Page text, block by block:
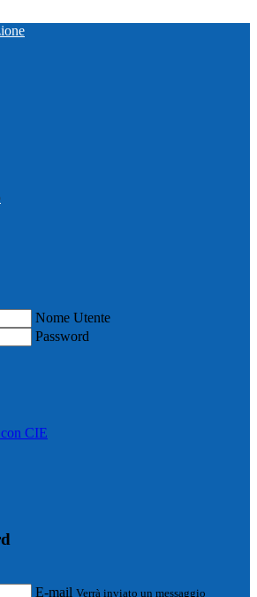
Nome Utente
Password
CIE
E-mail Verrà inviato un messaggio